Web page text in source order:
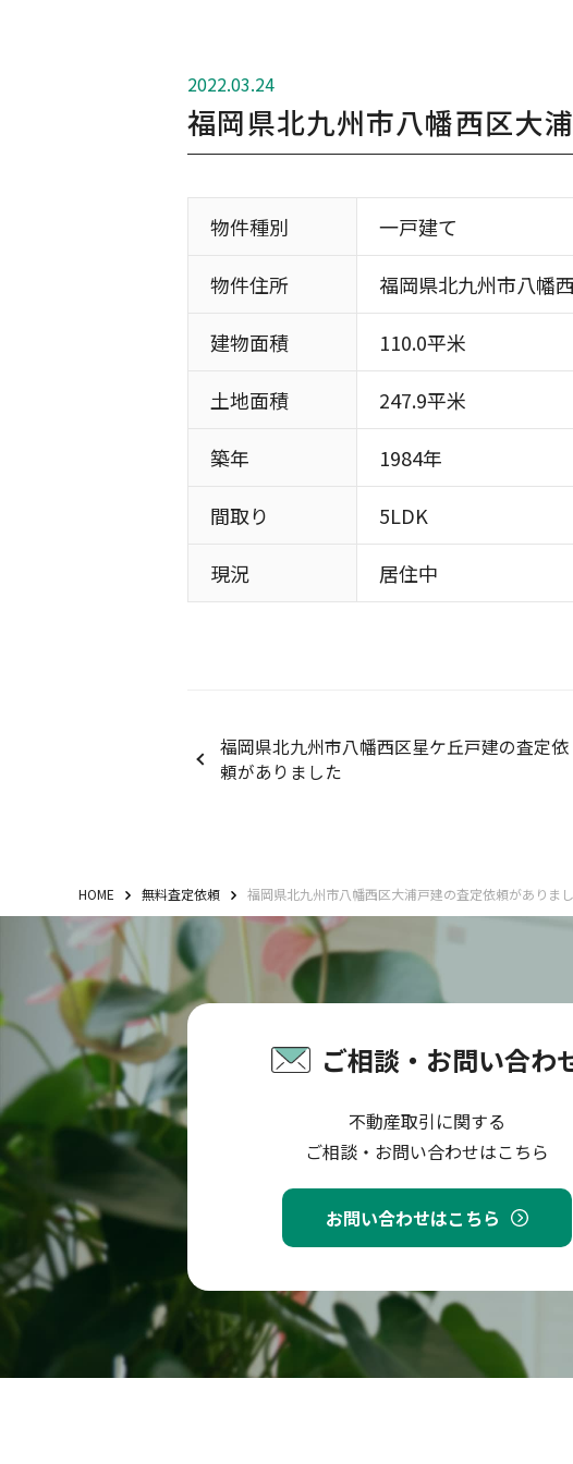
2022.03.24
福岡県北九州市八幡西区大
物件種別 一戸建て
物件住所 福岡県北九州市八幡
建物面積 110.0平米
土地面積 247.9平米
築年 1984年
間取り 5LDK
現況 居住中
福岡県北九州市八幡西区星ケ丘戸建の査定依
頼がありました
HOME 無料査定依頼 福岡県北九州市八幡西区大浦戸建の査定依頼がありま
ご相談・お問い合わ
不動産取引に関する
ご相談・お問い合わせはこちら
お問い合わせはこちら